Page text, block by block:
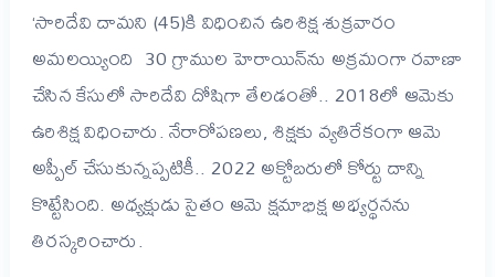
‘సారిదేవి దామని (45)కి విధించిన ఉరిశిక్ష శుక్రవారం
అమలయ్యింది 30 గ్రాముల హెరాయిన్‌ను అక్రమంగా రవాణా
చేసిన కేసులో సారిదేవి దోషిగా తేలడంతో.. 2018లో ఆమెకు
ఉరిశిక్ష విధించారు. నేరారోపణలు, శిక్షకు వ్యతిరేకంగా ఆమె
అప్పీల్ చేసుకున్నప్పటికీ.. 2022 అక్టోబరులో కోర్టు దాన్ని
కొట్టేసింది. అధ్యక్షుడు సైతం ఆమె క్షమాభిక్ష అభ్యర్థనను
తిరస్కరించారు.